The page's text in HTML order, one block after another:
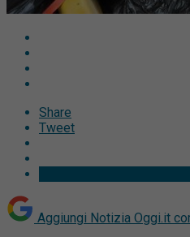
Share
Tweet
Aggiungi Notizia Oggi.it